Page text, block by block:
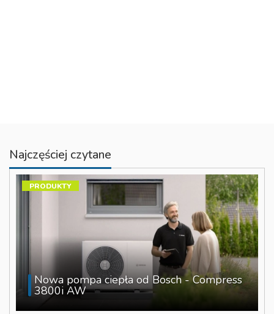
Najczęściej czytane
Nowa pompa ciepła od Bosch - Compress
3800i AW
PRODUKTY